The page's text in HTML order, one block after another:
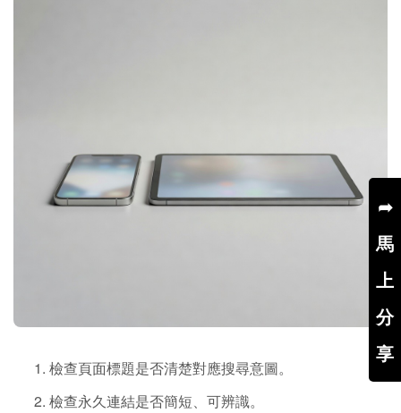
檢查頁面標題是否清楚對應搜尋意圖。
檢查永久連結是否簡短、可辨識。
➦
馬
上
分
享